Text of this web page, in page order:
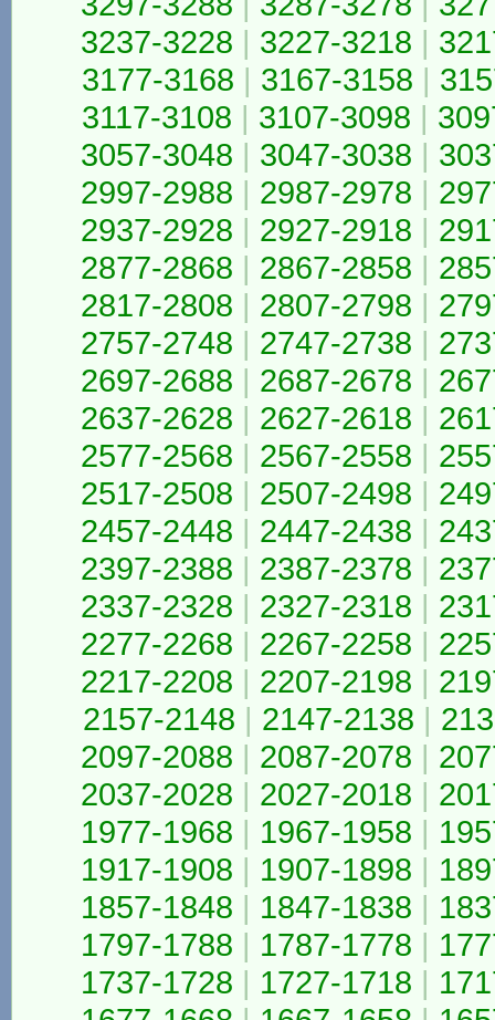
3237-3228 | 3227-3218 |
3177-3168 | 3167-3158 |
3117-3108 | 3107-3098 |
3057-3048 | 3047-3038 |
2997-2988 | 2987-2978 |
2937-2928 | 2927-2918 |
2877-2868 | 2867-2858 |
2817-2808 | 2807-2798 |
2757-2748 | 2747-2738 |
2697-2688 | 2687-2678 |
2637-2628 | 2627-2618 |
2577-2568 | 2567-2558 |
2517-2508 | 2507-2498 |
2457-2448 | 2447-2438 |
2397-2388 | 2387-2378 |
2337-2328 | 2327-2318 |
2277-2268 | 2267-2258 |
2217-2208 | 2207-2198 |
2157-2148 | 2147-2138 |
2097-2088 | 2087-2078 |
2037-2028 | 2027-2018 |
1977-1968 | 1967-1958 |
1917-1908 | 1907-1898 |
1857-1848 | 1847-1838 |
1797-1788 | 1787-1778 |
1737-1728 | 1727-1718 |